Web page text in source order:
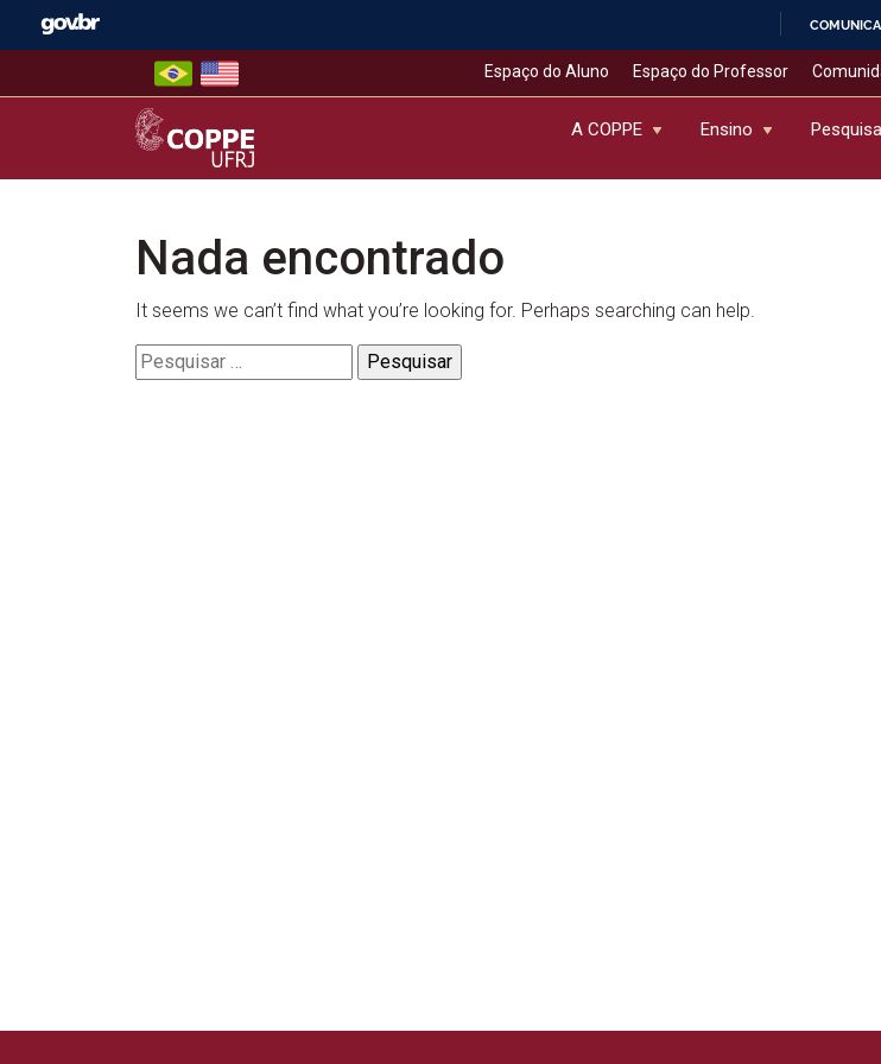
Espaço do Aluno Espaço do Professor
COPPE – UFRJ
A COPPE Ensino Pesquisa
Nada encontrado
It seems we can’t find what you’re looking for. Perhaps searching can help.
Pesquisar
por: